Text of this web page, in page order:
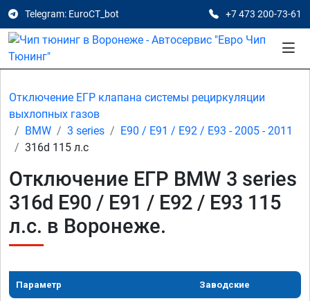
Telegram: EuroCT_bot +7 473 200-73-61
Отключение ЕГР клапана системы рециркуляции
выхлопных газов
BMW
3 series
E90 / E91 / E92 / E93 - 2005 - 2011
316d 115 л.с
Отключение ЕГР BMW 3 series
316d E90 / E91 / E92 / E93 115
л.с. в Воронеже.
Параметр Заводские